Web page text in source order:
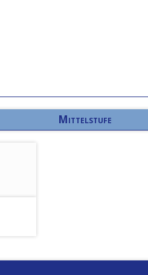
Mittelstufe